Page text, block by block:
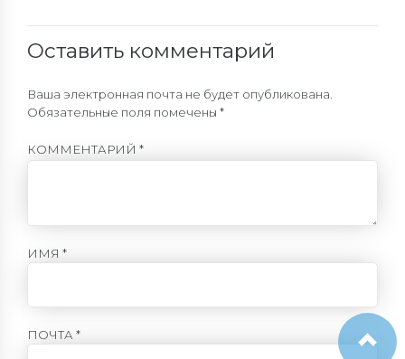
Оставить комментарий
Ваша электронная почта не будет опубликована.
Обязательные поля помечены *
КОММЕНТАРИЙ *
ИМЯ *
ПОЧТА *